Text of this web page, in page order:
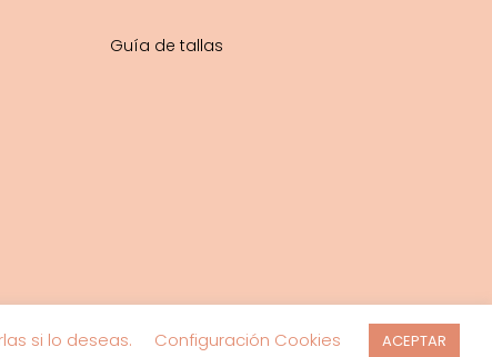
Guía de tallas
si lo deseas. Configuración Cookies ACEPTAR